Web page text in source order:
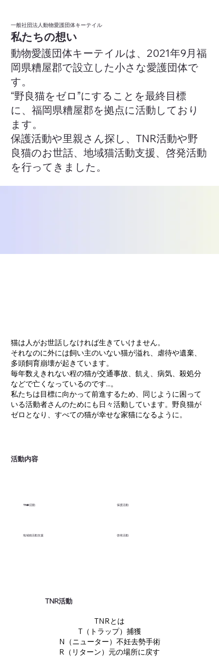
一般社団法人動物愛護団体キーテイル
​私たちの想い
動物愛護団体キーテイルは、2021年9月福
岡県糟屋郡で設立した小さな愛護団体で
す。
“野良猫をゼロ”にすることを最終目標
に、福岡県糟屋郡を拠点に活動しており
ます。
保護活動や里親さん探し、TNR活動や野
良猫のお世話、地域猫活動支援、啓発活動
を行ってきました。
猫は人がお世話しなければ生きていけません。
それなのに外には飼い主のいない猫が溢れ、虐待や遺棄、
多頭飼育崩壊が起きています。
毎年数えきれない程の猫が交通事故、飢え、病気、殺処分
などで亡くなっているのです...。
私たちは目標に向かって前進するため、同じように困って
いる活動者さんのためにも日々活動しています。野良猫が
ゼロとなり、すべての猫が幸せな家猫になるように。
​活動内容
TNR活動 保護活動
地域猫活動支援 啓発活動
TNR活動
TNRとは
​T（トラップ）捕獲
N（ニューター）不妊去勢手術
​R（リターン）元の場所に戻す